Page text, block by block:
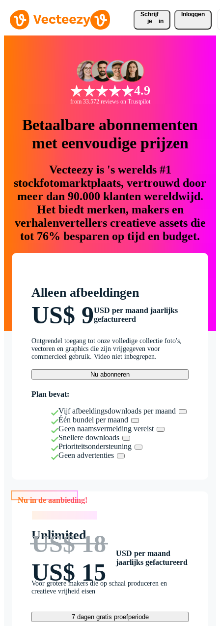
Schrijf
je
in
Inloggen
4.9
from 33.572 reviews on Trustpilot
Betaalbare abonnementen
met eenvoudige prijzen
Vecteezy is 's werelds #1
stockfotomarktplaats, vertrouwd door
meer dan 90.000 klanten wereldwijd.
Het biedt merken, makers en
verhalenvertellers creatieve assets die
tot 76% besparen op tijd en budget.
Alleen afbeeldingen
US$ 9USD per maand jaarlijks
gefactureerd
Ontgrendel toegang tot onze volledige collectie foto's,
vectoren en graphics die zijn vrijgegeven voor
commercieel gebruik. Video niet inbegrepen.
Nu abonneren
Plan bevat:
Vijf afbeeldingsdownloads per maand
Één bundel per maand
Geen naamsvermelding vereist
Snellere downloads
Prioriteitsondersteuning
Geen advertenties
Nu in de aanbieding!
Unlimited
US$ 18
US$ 15
USD per maand
jaarlijks gefactureerd
Voor grotere makers die op schaal produceren en
creatieve vrijheid eisen
7 dagen gratis proefperiode